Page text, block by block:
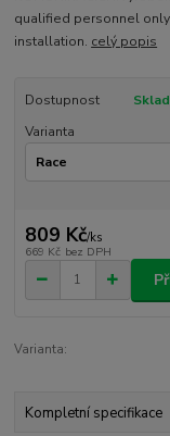
qualified personnel
installation. celý popis
Dostupnost
Varianta
809 Kč/ks
669 Kč bez DPH
Varianta:
Kompletní specifikace